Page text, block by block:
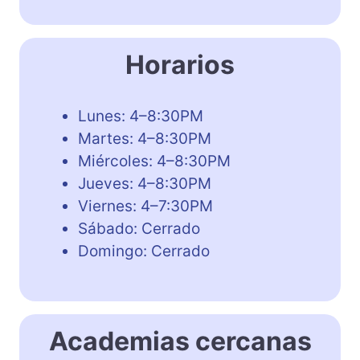
Horarios
Lunes: 4–8:30PM
Martes: 4–8:30PM
Miércoles: 4–8:30PM
Jueves: 4–8:30PM
Viernes: 4–7:30PM
Sábado: Cerrado
Domingo: Cerrado
Academias cercanas